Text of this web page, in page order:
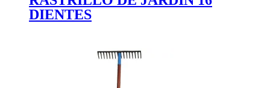
DIENTES